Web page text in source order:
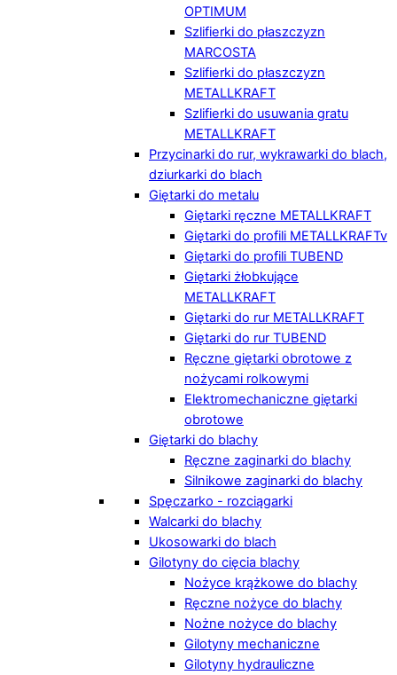
OPTIMUM
Szlifierki do płaszczyzn
MARCOSTA
Szlifierki do płaszczyzn
METALLKRAFT
Szlifierki do usuwania gratu
METALLKRAFT
Przycinarki do rur, wykrawarki do blach,
dziurkarki do blach
Giętarki do metalu
Giętarki ręczne METALLKRAFT
Giętarki do profili METALLKRAFTv
Giętarki do profili TUBEND
Giętarki żłobkujące
METALLKRAFT
Giętarki do rur METALLKRAFT
Giętarki do rur TUBEND
Ręczne giętarki obrotowe z
nożycami rolkowymi
Elektromechaniczne giętarki
obrotowe
Giętarki do blachy
Ręczne zaginarki do blachy
Silnikowe zaginarki do blachy
Spęczarko - rozciągarki
Walcarki do blachy
Ukosowarki do blach
Gilotyny do cięcia blachy
Nożyce krążkowe do blachy
Ręczne nożyce do blachy
Nożne nożyce do blachy
Gilotyny mechaniczne
Gilotyny hydrauliczne